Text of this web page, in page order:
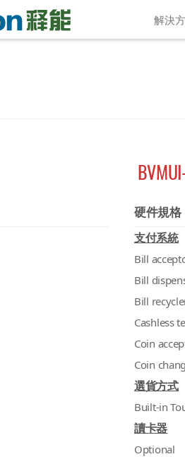
解決
硬件規格
支付系統
Bill
Bill
Bill
Cashless
Coin
Coin
選貨方式
Built-in
讀卡器
Optional